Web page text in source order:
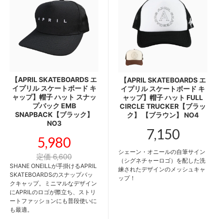
【APRIL SKATEBOARDS エ
イプリル スケートボード キ
ャップ】帽子 ハット スナッ
プバック EMB
SNAPBACK【ブラック】
NO3
5,980
定価 6,600
SHANE ONEILLが手掛けるAPRIL
SKATEBOARDSのスナップバッ
クキャップ。ミニマルなデザイン
にAPRILのロゴが際立ち、ストリ
ートファッションにも普段使いに
も最適。
【APRIL SKATEBOARDS エ
イプリル スケートボード キ
ャップ】帽子 ハット FULL
CIRCLE TRUCKER【ブラッ
ク】 【ブラウン】 NO4
7,150
シェーン・オニールの自筆サイン
（シグネチャーロゴ）を配した洗
練されたデザインのメッシュキャ
ップ！